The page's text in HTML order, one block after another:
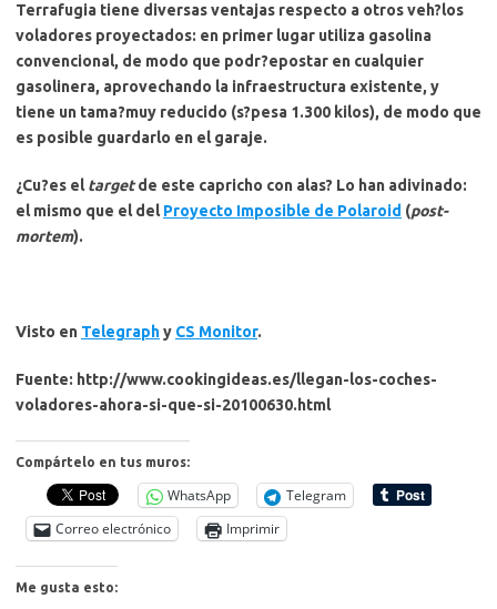
Terrafugia tiene diversas ventajas respecto a otros veh?los
voladores proyectados: en primer lugar utiliza gasolina
convencional, de modo que podr?epostar en cualquier
gasolinera, aprovechando la infraestructura existente, y
tiene un tama?muy reducido (s?pesa 1.300 kilos), de modo que
es posible guardarlo en el garaje.
¿Cu?es eltargetde este capricho con alas? Lo han adivinado:
el mismo que el delProyecto Imposible de Polaroid (post-
mortem).
Visto en Telegraphy CS Monitor.
Fuente: http://www.cookingideas.es/llegan-los-coches-
voladores-ahora-si-que-si-20100630.html
Compártelo en tus muros:
WhatsApp
Telegram
Correo electrónico
Imprimir
Me gusta esto: